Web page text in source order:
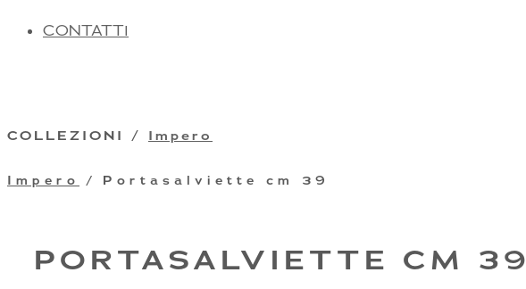
CONTATTI
COLLEZIONI / Impero
Impero / Portasalviette cm 39
PORTASALVIETTE CM 39